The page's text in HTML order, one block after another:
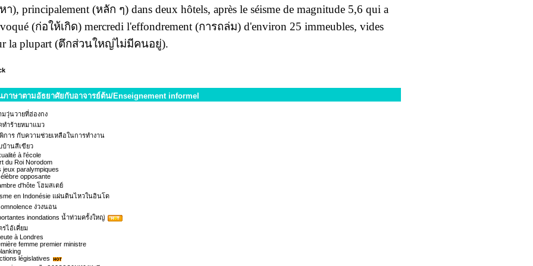
า), principalement (หลัก ๆ) dans deux hôtels, après le séisme de magnitude 5,6 qui a
(ก่อให้เกิด) mercredi l'effondrement (การถล่ม) d'environ 25 immeubles, vides
la plupart (ตึกส่วนใหญ่ไม่มีคนอยู่).
ภาษาตามอัธยาศัยกับอาจารย์ต้น/Enseignement informel
มวุ่นวายที่ฮ่องกง
ทำร้ายหมาแมว
การ กับความช่วยเหลือในการทำงาน
บ้านสีเขียว
à l'école
du Roi Norodom
jeux paralympiques
opposante
d'hôte โฮมสเตย์
en Indonésie แผ่นดินไหวในอินโด
ง่วงนอน
inondations น้ำท่วมครั้งใหญ่
รไอ้เคี่ยม
à Londres
femme premier ministre
législatives